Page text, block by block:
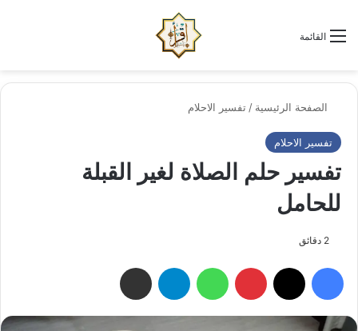
القائمة
الصفحة الرئيسية / تفسير الاحلام
تفسير الاحلام
تفسير حلم الصلاة لغير القبلة
للحامل
فيسبوك بينتيريست واتساب تيلقرام